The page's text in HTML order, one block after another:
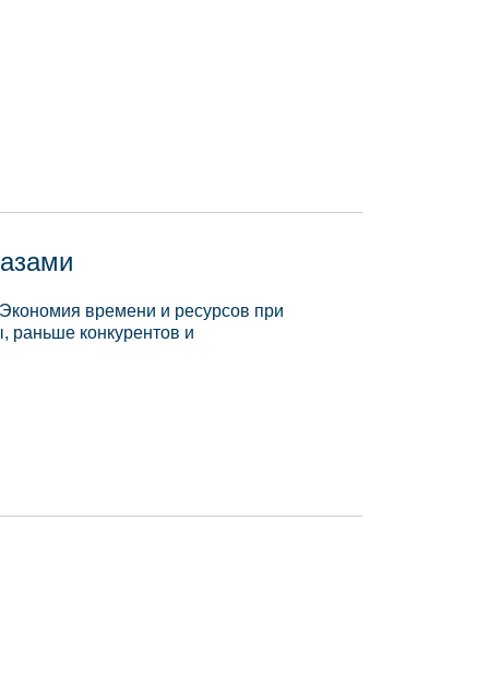
времени и ресурсов при
раньше конкурентов и